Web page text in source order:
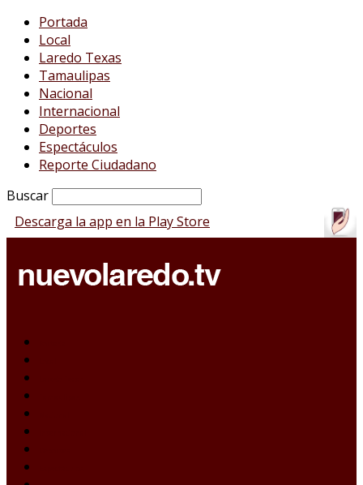
Portada
Local
Laredo Texas
Tamaulipas
Nacional
Internacional
Deportes
Espectáculos
Reporte Ciudadano
Buscar
Descarga la app en la Play Store